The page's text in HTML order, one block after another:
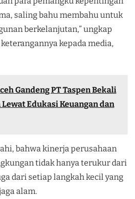
saling bahu membahu untuk
berkelanjutan,” ungkap
kepada media,
Gandeng PT Taspen Bekali
Lewat Edukasi Keuangan dan
bahwa kinerja perusahaan
tidak hanya terukur dari
dari setiap langkah kecil yang
alam.